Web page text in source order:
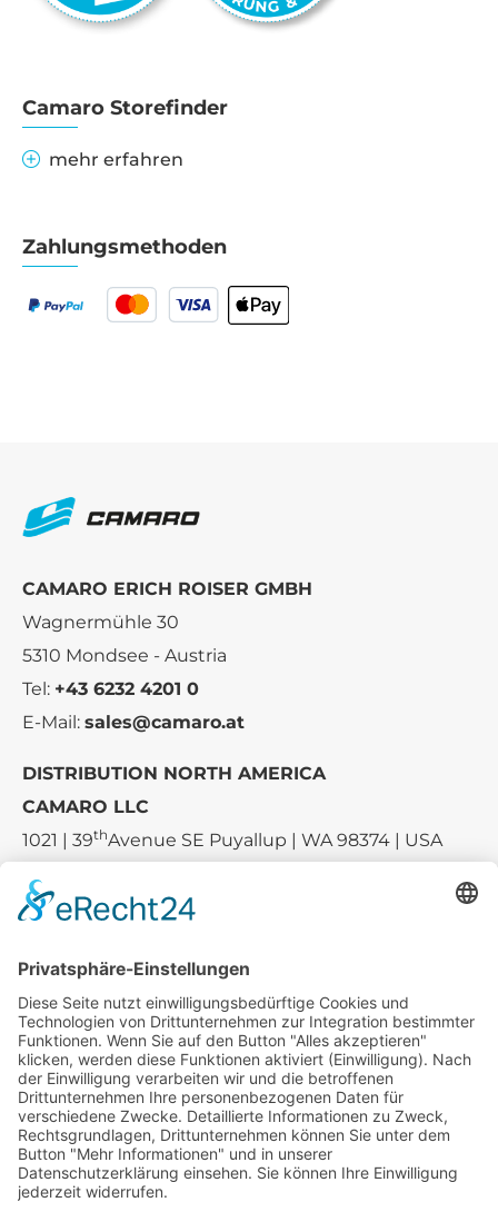
Camaro Storefinder
mehr erfahren
Zahlungsmethoden
CAMARO ERICH ROISER GMBH
Wagnermühle 30
5310 Mondsee - Austria
Tel: +43 6232 4201 0
E-Mail: sales@camaro.at
DISTRIBUTION NORTH AMERICA
CAMARO LLC
1021 | 39thAvenue SE Puyallup | WA 98374 | USA
Tel.:+1 253-867-57 35
Unternehmen
Service
Media
© 2026 - Camaro Erich Roiser GmbH